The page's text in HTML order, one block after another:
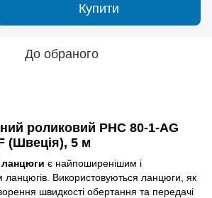
Купити
До обраного
роликовий PHC 80-1-AG
(Швеція), 5 м
ланцюги є найпоширенішим і
Використовуються ланцюги, як
швидкості обертання та передачі